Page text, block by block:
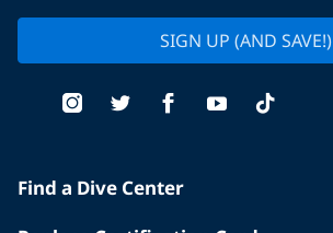
SIGN UP (AND SAVE!)
Find a Dive Center